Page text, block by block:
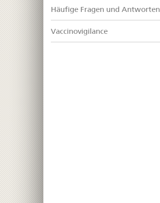
Häufige Fragen und Antworten
Vaccinovigilance